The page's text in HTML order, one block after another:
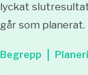
lyckat
går som
Begrepp